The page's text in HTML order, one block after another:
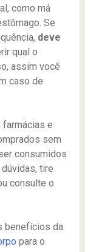
como má
Se
deve
qual o
assim você
caso de
e
sem
consumidos
tire
consulte o
benefícios da
para o